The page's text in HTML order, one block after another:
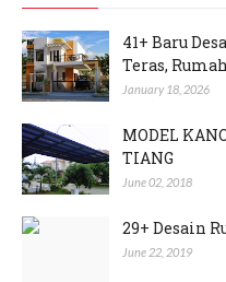
41+ Baru
Teras,
January 18, 2026
MODEL
TIANG
June 02, 2018
29+ Desain
June 22, 2019